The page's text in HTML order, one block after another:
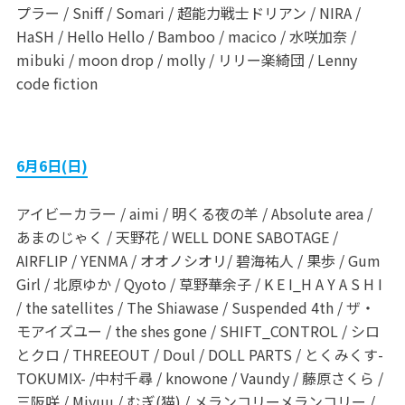
プラー / Sniff / Somari / 超能力戦士ドリアン / NIRA /
HaSH / Hello Hello / Bamboo / macico / 水咲加奈 /
mibuki / moon drop / molly / リリー楽綺団 / Lenny
code fiction
6月6日(日)
アイビーカラー / aimi / 明くる夜の羊 / Absolute area /
あまのじゃく / 天野花 / WELL DONE SABOTAGE /
AIRFLIP / YENMA / オオノシオリ/ 碧海祐人 / 果歩 / Gum
Girl / 北原ゆか / Qyoto / 草野華余子 / K E I_H A Y A S H I
/ the satellites / The Shiawase / Suspended 4th / ザ・
モアイズユー / the shes gone / SHIFT_CONTROL / シロ
とクロ / THREEOUT / Doul / DOLL PARTS / とくみくす-
TOKUMIX- /中村千尋 / knowone / Vaundy / 藤原さくら /